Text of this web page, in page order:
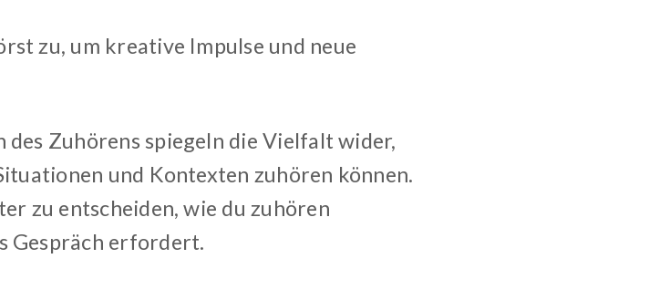
zu, um kreative Impulse und neue
Zuhörens spiegeln die Vielfalt wider,
und Kontexten zuhören können.
zu entscheiden, wie du zuhören
Gespräch erfordert.